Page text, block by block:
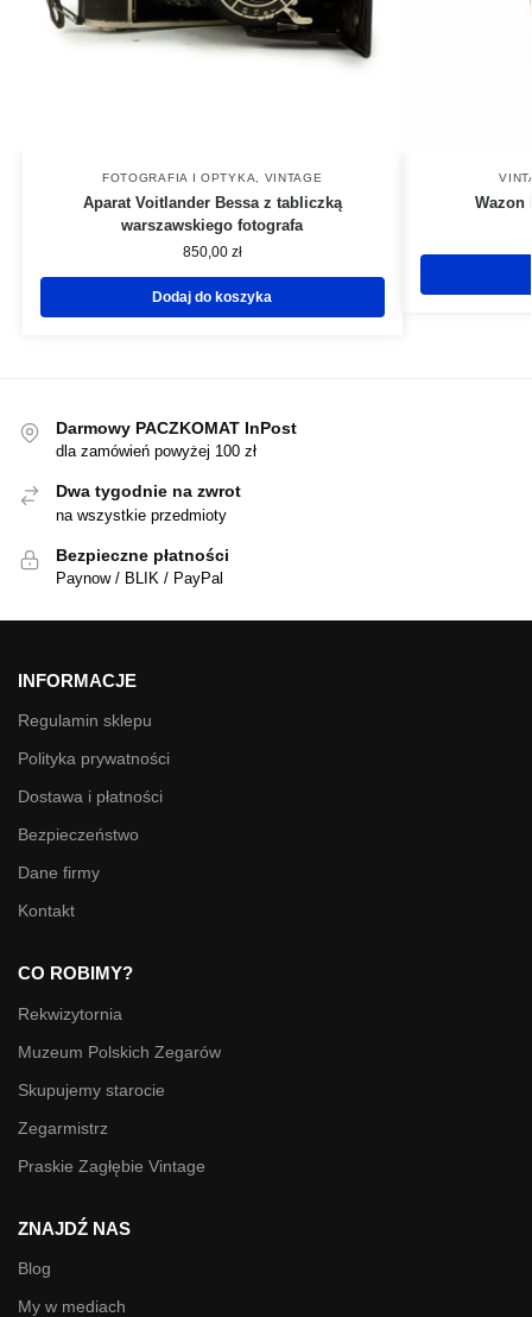
FOTOGRAFIA I OPTYKA VINTAGE
Aparat Voitlander Bessa z tabliczką
warszawskiego fotografa
850,00 zł
Dodaj do koszyka
Wazon
Darmowy PACZKOMAT InPost
dla zamówień powyżej 100 zł
Dwa tygodnie na zwrot
na wszystkie przedmioty
Bezpieczne płatności
Paynow / BLIK / PayPal
INFORMACJE
Regulamin sklepu
Polityka prywatności
Dostawa i płatności
Bezpieczeństwo
Dane firmy
Kontakt
CO ROBIMY?
Rekwizytornia
Muzeum Polskich Zegarów
Skupujemy starocie
Zegarmistrz
Praskie Zagłębie Vintage
ZNAJDŹ NAS
Blog
My w mediach